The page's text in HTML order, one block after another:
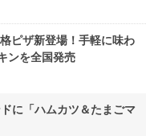
ピザ新登場！手軽に味わ
ンを全国発売
に「ハムカツ＆たまごマ